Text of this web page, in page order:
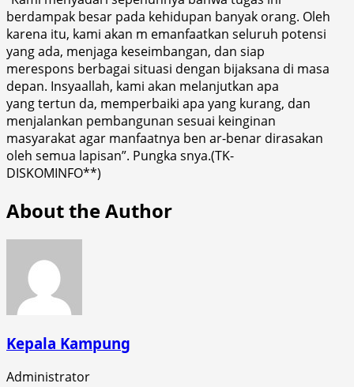
berdampak besar pada kehidupan banyak orang. Oleh
karena itu, kami akan m emanfaatkan seluruh potensi
yang ada, menjaga keseimbangan, dan siap
merespons berbagai situasi dengan bijaksana di masa
depan. Insyaallah, kami akan melanjutkan apa
yang tertun da, memperbaiki apa yang kurang, dan
menjalankan pembangunan sesuai keinginan
masyarakat agar manfaatnya ben ar-benar dirasakan
oleh semua lapisan”. Pungka snya.(TK-
DISKOMINFO**)
About the Author
Kepala Kampung
Administrator